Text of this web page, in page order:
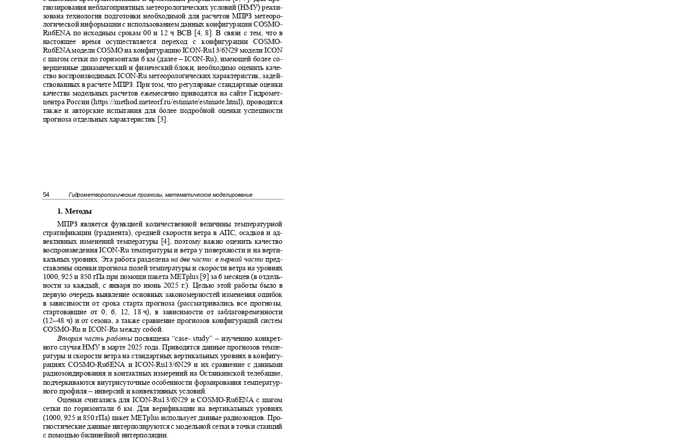
гнозирования неблагоприятных метеорологических условий (НМУ) реали-
зована технология подготовки необходимой для расчетов МПРЗ метеоро-
логической информации с использованием данных конфигурацииCOSMO-
Ru6ENA по исходным срокам 00 и 12 ч ВСВ [4, 8].В связи с тем, что в
настоящее время осуществляется переход с конфигурацииCOSMO-
Ru6ENAмоделиCOSMOна конфигурациюICON-Ru13/6N29 моделиICON
с шагом сетки по горизонтали 6 км (далее ‒ICON-Ru), имеющей более со-
вершенные динамический и физический блоки, необходимо оценить каче-
ство воспроизводимыхICON-Ruметеорологических характеристик, задей-
ствованных в расчете МПРЗ. При том, что регулярные стандартные оценки
качества модельных расчетов ежемесячно приводятся на сайте Гидромет-
центра России(https://method.meteorf.ru/estimate/estimate.html),проводятся
также и авторские испытания для более подробной оценки успешности
прогноза отдельных характеристик [3].
54 Гидрометеорологические прогнозы, математическое моделирование
1. Методы
МПРЗ является функцией количественной величины температурной
стратификации (градиента), средней скорости ветра в АПС, осадков и ад-
вективных изменений температуры [4], поэтому важно оценить качество
воспроизведенияICON-Ruтемпературы и ветра у поверхности и на верти-
кальных уровнях. Эта работа разделенана две части:в первой части пред-
ставлены оценки прогноза полей температуры и скорости ветра на уровнях
1000, 925 и 850 гПа при помощи пакетаMETplus [9] за 6 месяцев (в отдель-
ности за каждый, с января по июнь 2025 г.). Целью этой работы было в
первую очередь выявление основных закономерностей изменения ошибок
в зависимости от срока старта прогноза (рассматривались все прогнозы,
стартовавшие от 0, 6, 12, 18 ч), в зависимости от заблаговременности
(12‒48 ч) и от сезона, а также сравнение прогнозов конфигураций систем
COSMO-RuиICON-Ruмежду собой.
Вторая часть работыпосвящена “case- study” – изучению конкрет-
ного случая НМУ в марте 2025 года. Приводятся данные прогнозов темпе-
ратуры и скорости ветра на стандартных вертикальных уровнях в конфигу-
рацияхCOSMO-Ru6ENA иICON-Ru13/6N29 и их сравнение с данными
радиозондирования и контактных измерений на Останкинской телебашне,
подчеркиваются внутрисуточные особенности формирования температур-
ного профиля– инверсий и конвективных условий.
Оценки считались для ICON-Ru13/6N29 иCOSMO-Ru6ENAс шагом
сетки по горизонтали 6 км. Для верификации на вертикальных уровнях
(1000,925 и 850 гПа) пакетMETplusиспользует данные радиозондов. Про-
гностические данные интерполируются с модельной сетки в точки станций
с помощью билинейной интерполяции.